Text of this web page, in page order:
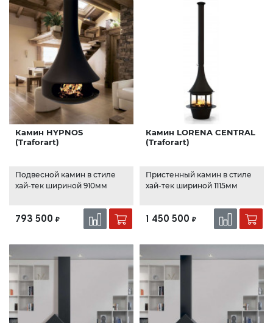
Камин HYPNOS
(Traforart)
Подвесной камин в стиле
хай-тек шириной 910мм
793 500 ₽
Камин LORENA CENTRAL
(Traforart)
Пристенный камин в стиле
хай-тек шириной 1115мм
1 450 500 ₽